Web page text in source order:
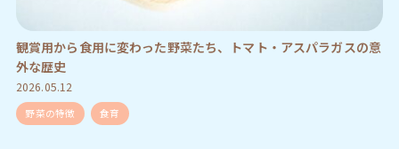
観賞用から食用に変わった野菜たち、トマト・アスパラガスの意
外な歴史
2026.05.12
野菜の特徴 食育